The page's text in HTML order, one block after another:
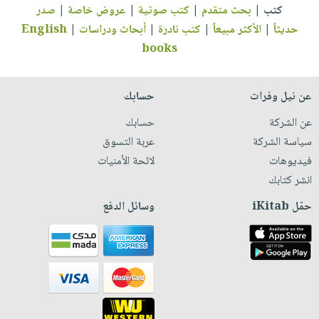
كتب | بحث متقدم | كتب صوتية | عروض خاصة | صدر
حديثاً |الأكثر مبيعاً | كتب نادرة |أبحاث ودراسات |
English
books
عن نيل وفرات
عن الشركة
سياسة الشركة
فيديوهات
انشر كتابك
حسابك
حسابك
عربة التسوق
لائحة الأمنيات
حمّل iKitab وسائل الدفع